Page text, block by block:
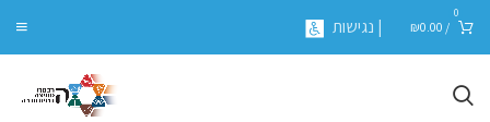
0
/
₪0.00 | נגישות